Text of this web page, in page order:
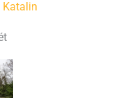
Katalin